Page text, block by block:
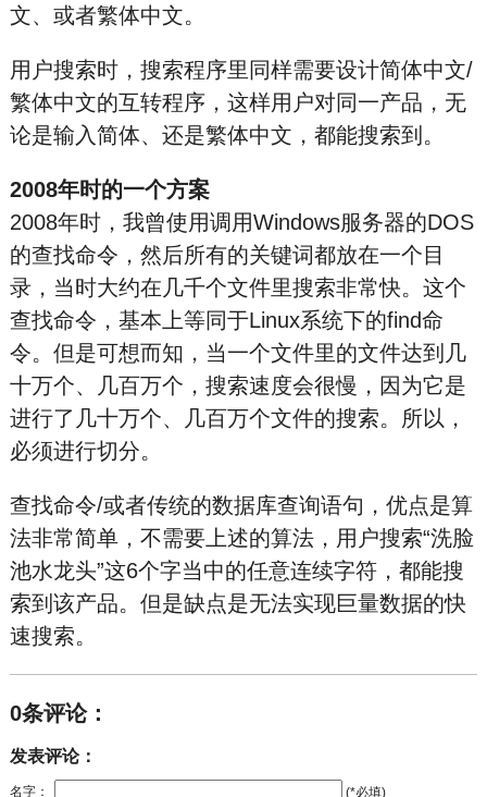
文、或者繁体中文。
用户搜索时，搜索程序里同样需要设计简体中文/
繁体中文的互转程序，这样用户对同一产品，无
论是输入简体、还是繁体中文，都能搜索到。
2008年时的一个方案
2008年时，我曾使用调用Windows服务器的DOS
的查找命令，然后所有的关键词都放在一个目
录，当时大约在几千个文件里搜索非常快。这个
查找命令，基本上等同于Linux系统下的find命
令。但是可想而知，当一个文件里的文件达到几
十万个、几百万个，搜索速度会很慢，因为它是
进行了几十万个、几百万个文件的搜索。所以，
必须进行切分。
查找命令/或者传统的数据库查询语句，优点是算
法非常简单，不需要上述的算法，用户搜索“洗脸
池水龙头”这6个字当中的任意连续字符，都能搜
索到该产品。但是缺点是无法实现巨量数据的快
速搜索。
0条评论：
发表评论：
名字： (*必填)